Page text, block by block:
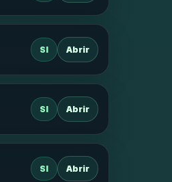
SI Abrir
SI Abrir
SI Abrir